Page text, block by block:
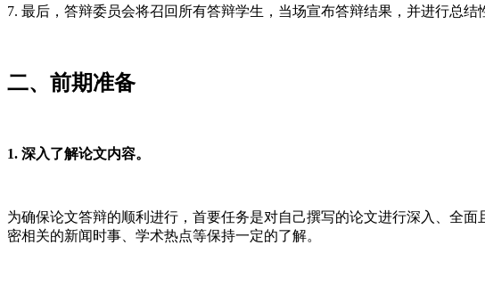
7. 最后，答辩委员会将召回所有答辩学生，当场宣布答辩结果，并进行总
二、前期准备
1. 深入了解论文内容。
为确保论文答辩的顺利进行，首要任务是对自己撰写的论文进行深入、全
密相关的新闻时事、学术热点等保持一定的了解。